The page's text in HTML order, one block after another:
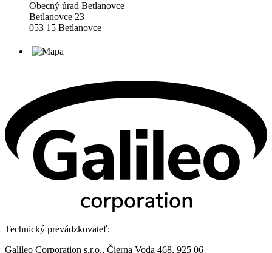
Obecný úrad Betlanovce
Betlanovce 23
053 15 Betlanovce
Technický prevádzkovateľ:
Galileo Corporation s.r.o., Čierna Voda 468, 925 06